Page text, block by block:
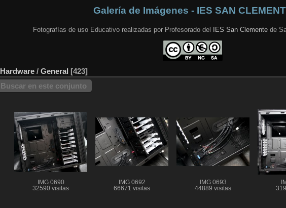
Galería de Imágenes - IES SAN
Fotografías de uso Educativo realizadas por Profesorado del IES San Clementede
Hardware / General 423
Buscar en este conjunto
IMG 0690
32590 visitas
IMG 0692
66671 visitas
IMG 0693
44889 visitas